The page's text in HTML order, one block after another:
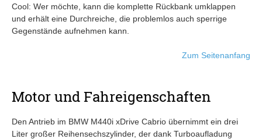
Cool: Wer möchte, kann die komplette Rückbank umklappen
und erhält eine Durchreiche, die problemlos auch sperrige
Gegenstände aufnehmen kann.
Zum Seitenanfang
Motor und Fahreigenschaften
Den Antrieb im BMW M440i xDrive Cabrio übernimmt ein drei
Liter großer Reihensechszylinder, der dank Turboaufladung